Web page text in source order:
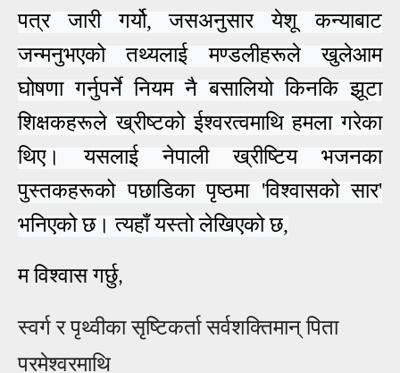
पत्र जारी गर्यो, जसअनुसार येशू कन्याबाट
जन्मनुभएको तथ्यलाई मण्डलीहरूले खुलेआम
घोषणा गर्नुपर्नेनियम नै बसालियो किनकि झूटा
शिक्षकहरूले ख्रीष्टकोईश्वरत्वमाथि हमला गरेका
थिए।यसलाई नेपाली ख्रीष्टिय भजनका
पुस्तकहरूको पछाडिका पृष्ठमा 'विश्वासको सार'
भनिएको छ। त्यहाँ यस्तोलेखिएको छ,
म विश्वास गर्छु,
स्वर्ग र पृथ्वीका सृष्टिकर्ता सर्वशक्तिमान् पिता
परमेश्वरमाथि